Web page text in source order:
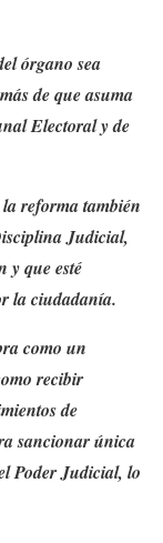
órgano sea
de que asuma
Electoral y de
reforma también
Judicial,
y que esté
la ciudadanía.
como un
recibir
de
sancionar única
Poder Judicial, lo